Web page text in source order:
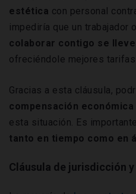
estética con personal
impediría que un trabajador o
colaborar contigo se
ofreciéndole mejores
Gracias a esta cláusula,
compensación económica
esta situación. Es
tanto en tiempo como en
Cláusula de jurisdicción